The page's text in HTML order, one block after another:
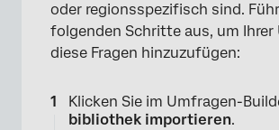
oder regionsspezifisch sind.
folgenden Schritte aus, um Ihrer
diese Fragen hinzuzufügen:
Klicken Sie im Umfragen-
bibliothek importieren.